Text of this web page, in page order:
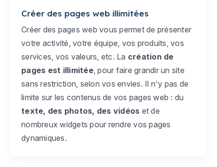
Créer des pages web illimitées
Créer des pages web vous permet de présenter
votre activité, votre équipe, vos produits, vos
services, vos valeurs, etc. La création de
pages est illimitée, pour faire grandir un site
sans restriction, selon vos envies. Il n'y pas de
limite sur les contenus de vos pages web : du
texte, des photos, des vidéos et de
nombreux widgets pour rendre vos pages
dynamiques.